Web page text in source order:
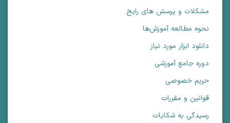
مشکلات و پرسش های رایج
نحوه مطالعه آموزش‌ها
دانلود ابزار مورد نیاز
دوره جامع آموزشی
حریم خصوصی
قوانین و مقررات
رسیدگی به شکایات